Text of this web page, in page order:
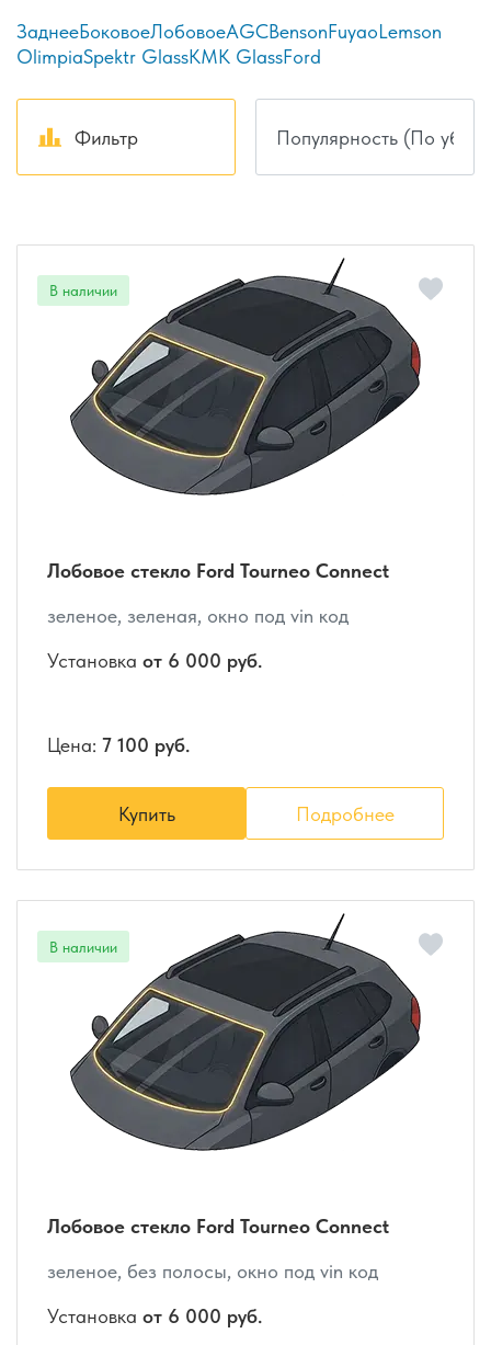
ЗаднееБоковоеЛобовоеAGCBensonFuyaoLemson
OlimpiaSpektr GlassКМК GlassFord
Фильтр
Лобовое стекло Ford Tourneo Connect
зеленое, зеленая, окно под vin код
Установка от 6 000 руб.
Цена: 7 100 руб.
Купить Подробнее
Лобовое стекло Ford Tourneo Connect
зеленое, без полосы, окно под vin код
Установка от 6 000 руб.